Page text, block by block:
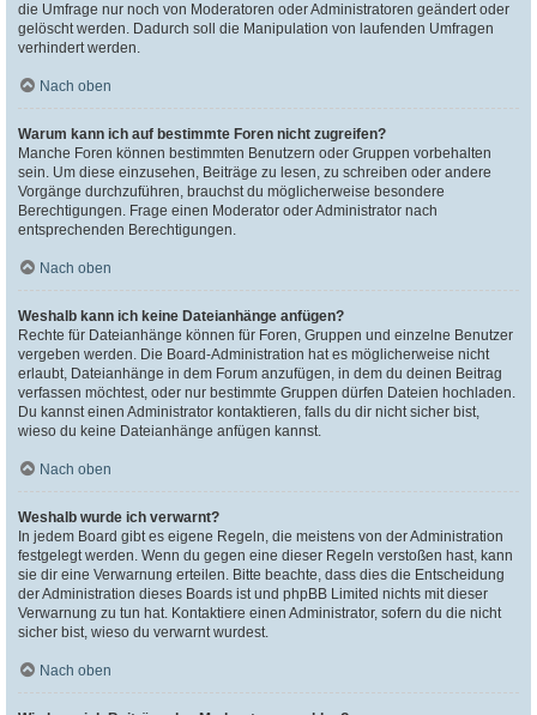
die Umfrage nur noch von Moderatoren oder Administratoren geändert oder
gelöscht werden. Dadurch soll die Manipulation von laufenden Umfragen
verhindert werden.
Nach oben
Warum kann ich auf bestimmte Foren nicht zugreifen?
Manche Foren können bestimmten Benutzern oder Gruppen vorbehalten
sein. Um diese einzusehen, Beiträge zu lesen, zu schreiben oder andere
Vorgänge durchzuführen, brauchst du möglicherweise besondere
Berechtigungen. Frage einen Moderator oder Administrator nach
entsprechenden Berechtigungen.
Nach oben
Weshalb kann ich keine Dateianhänge anfügen?
Rechte für Dateianhänge können für Foren, Gruppen und einzelne Benutzer
vergeben werden. Die Board-Administration hat es möglicherweise nicht
erlaubt, Dateianhänge in dem Forum anzufügen, in dem du deinen Beitrag
verfassen möchtest, oder nur bestimmte Gruppen dürfen Dateien hochladen.
Du kannst einen Administrator kontaktieren, falls du dir nicht sicher bist,
wieso du keine Dateianhänge anfügen kannst.
Nach oben
Weshalb wurde ich verwarnt?
In jedem Board gibt es eigene Regeln, die meistens von der Administration
festgelegt werden. Wenn du gegen eine dieser Regeln verstoßen hast, kann
sie dir eine Verwarnung erteilen. Bitte beachte, dass dies die Entscheidung
der Administration dieses Boards ist und phpBB Limited nichts mit dieser
Verwarnung zu tun hat. Kontaktiere einen Administrator, sofern du die nicht
sicher bist, wieso du verwarnt wurdest.
Nach oben